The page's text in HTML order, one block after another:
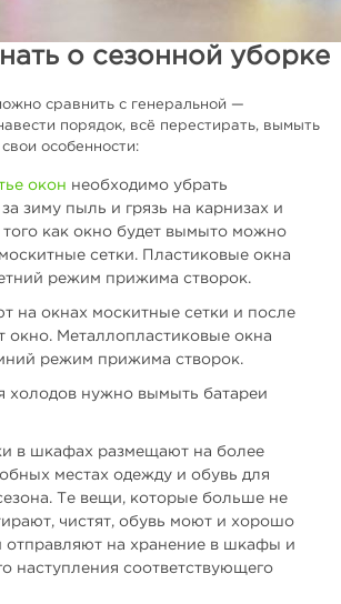
о сезонной уборке
сравнить с генеральной —
порядок, всё перестирать, вымыть
особенности:
окон необходимо убрать
зиму пыль и грязь на карнизах и
того как окно будет вымыто можно
сетки. Пластиковые окна
режим прижима створок.
на окнах москитные сетки и после
окно. Металлопластиковые окна
режим прижима створок.
холодов нужно вымыть батареи
в шкафах размещают на более
местах одежду и обувь для
Те вещи, которые больше не
чистят, обувь моют и хорошо
отправляют на хранение в шкафы и
наступления соответствующего